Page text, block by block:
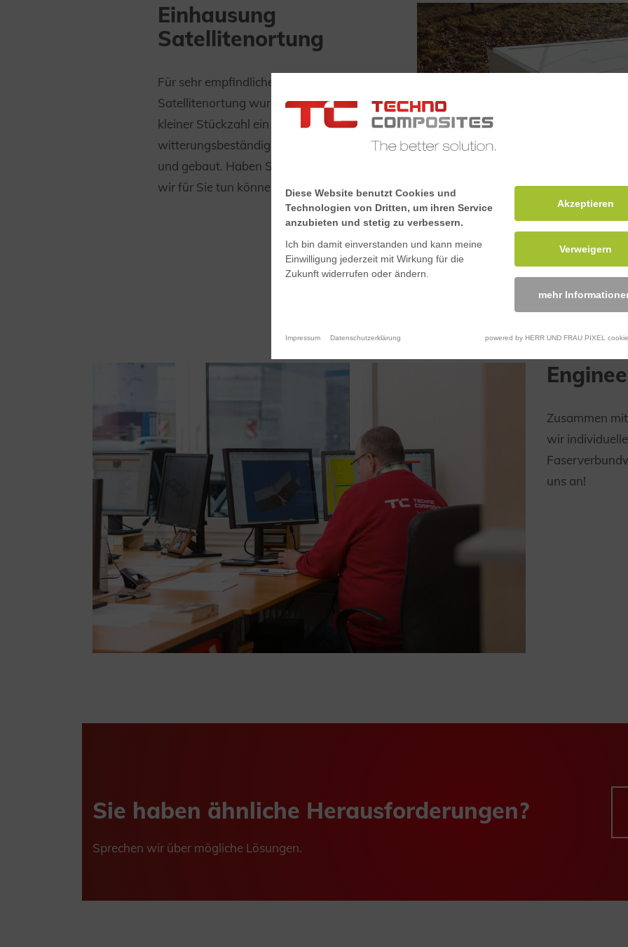
Einhausung
Satellitenortung
Für sehr empfindliche Messgeräte zur
Satellitenortung wurde von TC in sehr
kleiner Stückzahl ein
witterungsbeständiges Gehäuse entworfen
und gebaut. Haben Sie schon eine Idee, was
wir für Sie tun können?
Zusammen
wir
uns an!
Sie haben ähnliche Herausforderungen?
Sprechen wir über mögliche Lösungen.
Diese Website benutzt Cookies und
Technologien von Dritten, um ihren Service
anzubieten und stetig zu verbessern.
Ich bin damit einverstanden und kann meine
Einwilligung jederzeit mit Wirkung für die
Zukunft widerrufen oder ändern.
Akzeptieren
Verweigern
mehr
Impressum Datenschutzerklärung powered by HERR UND FRAU PIXEL